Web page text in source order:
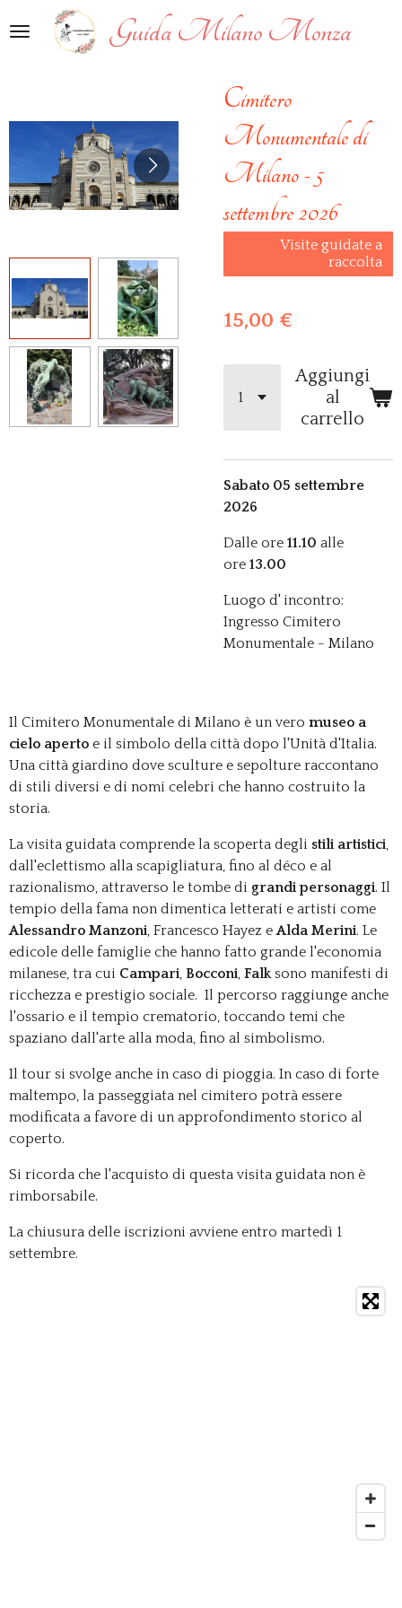
al
Guida Milano Monza
Cimitero
Monumentale di
Milano - 5
settembre 2026
Visite guidate a
raccolta
15,00 €
Aggiungi
al
carrello
Sabato 05 settembre
2026
Dalle ore 11.10 alle
ore 13.00
Luogo d' incontro:
Ingresso Cimitero
Monumentale - Milano
Il Cimitero Monumentale di Milano è un vero museo a
cielo aperto e il simbolo della città dopo l'Unità d'Italia.
Una città giardino dove sculture e sepolture raccontano
di stili diversi e di nomi celebri che hanno costruito la
storia.
La visita guidata comprende la scoperta degli stili artistici,
dall'eclettismo alla scapigliatura, fino al déco e al
razionalismo, attraverso le tombe di grandi personaggi. Il
tempio della fama non dimentica letterati e artisti come
Alessandro Manzoni, Francesco Hayez eAlda Merini. Le
edicole delle famiglie che hanno fatto grande l'economia
milanese, tra cui Campari, Bocconi, Falksono manifesti di
ricchezza e prestigio sociale. Il percorso raggiunge anche
l'ossario e il tempio crematorio, toccando temi che
spaziano dall'arte alla moda, fino al simbolismo.
Il tour si svolge anche in caso di pioggia. In caso di forte
maltempo, la passeggiata nel cimitero potrà essere
modificata a favore di un approfondimento storico al
coperto.
Si ricorda che l'acquisto di questa visita guidata non è
rimborsabile.
La chiusura delle iscrizioni avviene entro martedì 1
settembre.